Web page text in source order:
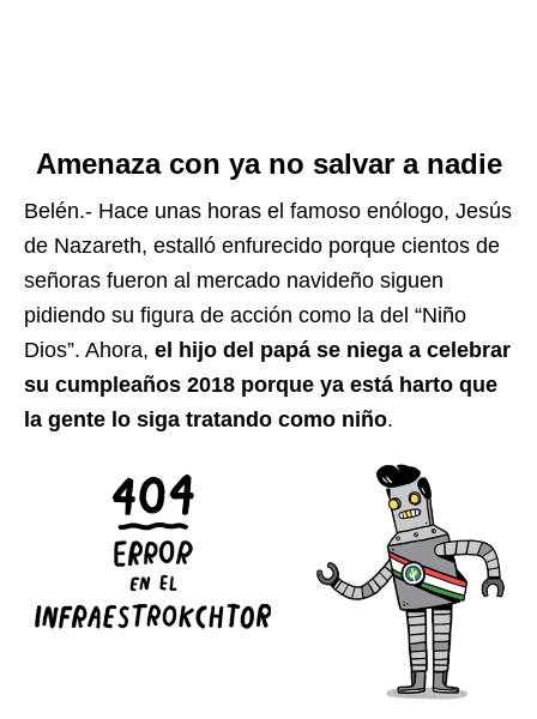
Amenaza con ya no salvar a nadie
Belén.- Hace unas horas el famoso enólogo, Jesús
de Nazareth, estalló enfurecido porque cientos de
señoras fueron al mercado navideño siguen
pidiendo su figura de acción como la del “Niño
Dios”. Ahora, el hijo del papá se niega a celebrar
su cumpleaños 2018 porque ya está harto que
la gente lo siga tratando como niño.